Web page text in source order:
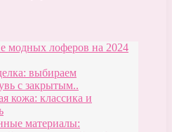
модных лоферов на 2024
выбираем
с закрытым..
кожа: классика и
материалы: